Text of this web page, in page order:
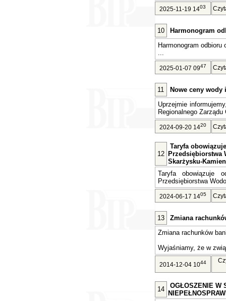
2025-11-19 1403
10
Harmonogram
Harmonogram odbioru
...
2025-01-07 0947
11
Nowe ceny wody
Uprzejmie
Regionalnego
2024-09-20 1420
12
Taryfa
Przedsiębiorstwa
Skarżysku-
Taryfa obowiązuje
Przedsiębiorstwa
2024-06-17 1405
13
Zmiana
Zmiana rachunków
Wyjaśniamy, że w
2014-12-04 1044
14
OGŁOSZENIE W